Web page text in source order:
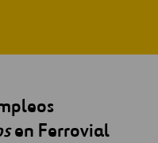
en Ferrovial